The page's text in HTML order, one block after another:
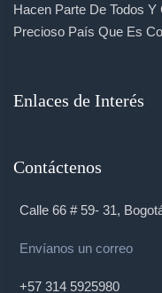
Hacen Parte De Todos
Precioso País Que Es
Enlaces de Interés
Contáctenos
Calle 66 # 59- 31,
Envíanos un correo
+57 314 5925980